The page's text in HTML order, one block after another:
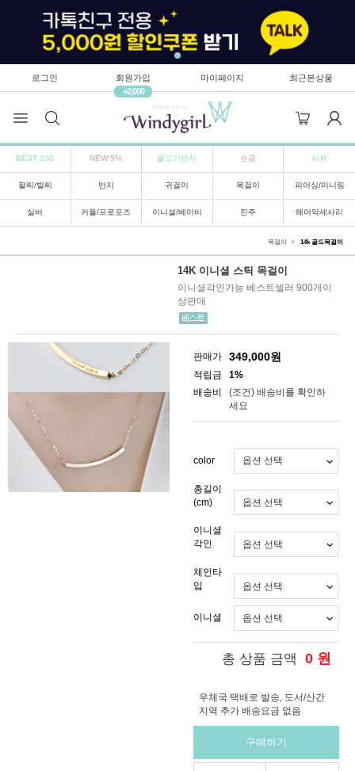
로그인
회원가입
+2,000
마이페이지 최근본상품
BEST 100 NEW 5% 물고기반지 순금 리뷰
팔찌/발찌 반지 귀걸이 목걸이 피어싱/미니링
실버 커플/프로포즈 이니셜/베이비 진주 헤어악세사리
목걸이 14k 골드목걸이
14K 이니셜 스틱 목걸이
이니셜각인가능 베스트셀러 900개이
상판매
판매가 349,000원
적립금
1%
배송비
(조건) 배송비를 확인하
세요
color
총길이
(cm)
이니셜
각인
체인타
입
이니셜
총 상품 금액 0 원
우체국 택배로 발송, 도서/산간
지역 추가 배송요금 없음
구매하기